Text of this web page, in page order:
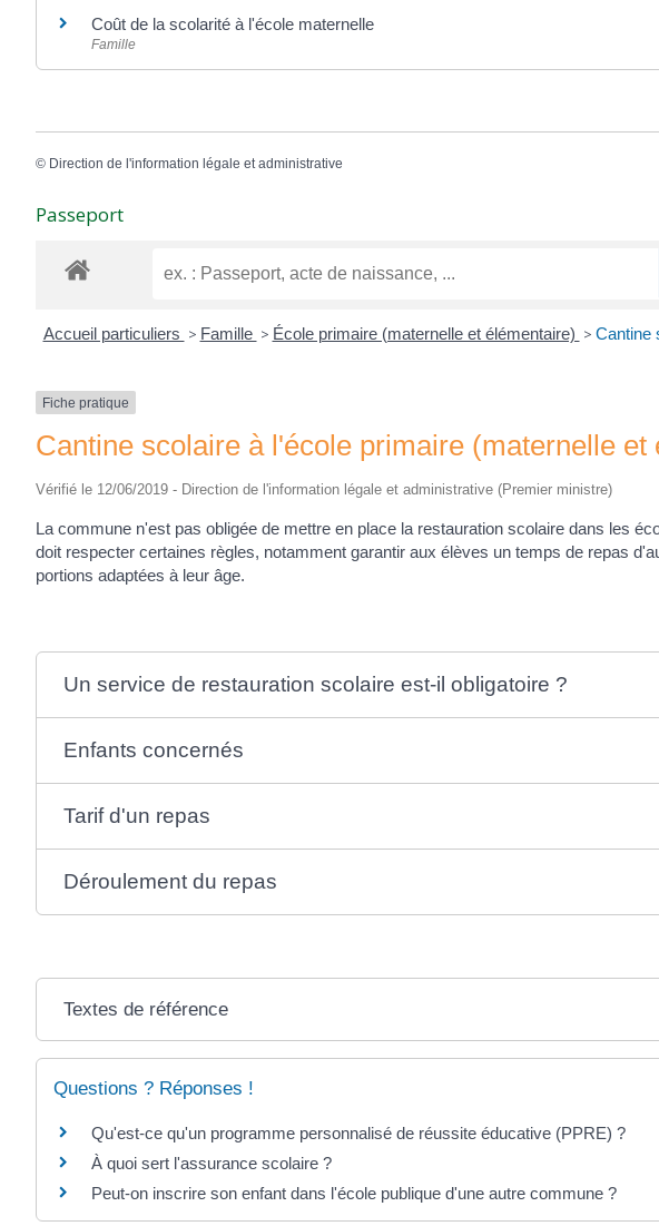
Coût de la scolarité à l'école maternelle
Famille
© Direction de l'information légale et administrative
Passeport
Accueil particuliers > Famille > École primaire (maternelle et élémentaire) > Cantine
Fiche pratique
Cantine scolaire à l'école primaire (maternelle et
Vérifié le 12/06/2019 - Direction de l'information légale et administrative (Premier ministre)
La commune n'est pas obligée de mettre en place la restauration scolaire dans les
doit respecter certaines règles, notamment garantir aux élèves un temps de repas
portions adaptées à leur âge.
Un service de restauration scolaire est-il obligatoire ?
Enfants concernés
Tarif d'un repas
Déroulement du repas
Textes de référence
Questions ? Réponses !
Qu'est-ce qu'un programme personnalisé de réussite éducative (PPRE) ?
À quoi sert l'assurance scolaire ?
Peut-on inscrire son enfant dans l'école publique d'une autre commune ?